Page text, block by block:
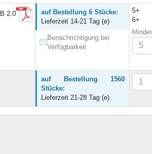
2.0
auf Bestellung 6 Stücke:
Lieferzeit 14-21 Tag (e)
Benachrichtigung bei
Verfügbarkeit
5+
6+
auf Bestellung 1560
Stücke:
Lieferzeit 21-28 Tag (e)